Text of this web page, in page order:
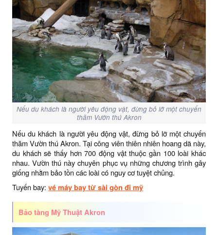
Nếu du khách là người yêu động vật, đừng bỏ lỡ một chuyến
thăm Vườn thú Akron
Nếu du khách là người yêu động vật, đừng bỏ lỡ một chuyến
thăm Vườn thú Akron. Tại công viên thiên nhiên hoang dã này,
du khách sẽ thấy hơn 700 động vật thuộc gần 100 loài khác
nhau. Vườn thú này chuyên phục vụ những chương trình gây
giống nhằm bảo tồn các loài có nguy cơ tuyệt chủng.
Tuyến bay: vé máy bay từ sài gòn đi mỹ
Bảo tàng Mỹ Thuật Akron